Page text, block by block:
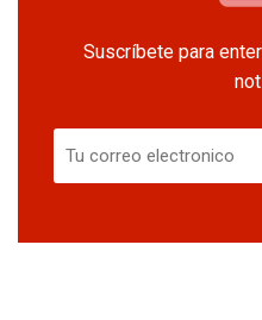
Suscríbete para